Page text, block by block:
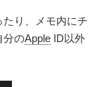
り、メモ内にチ
分のApple ID以外